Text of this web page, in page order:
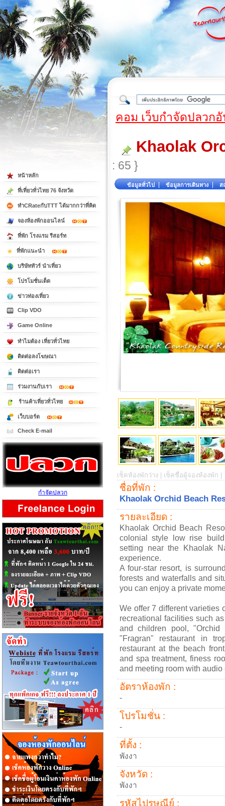
ต้
คอม เว็บกำจัดปลวก
Khaolak
: 65 }
ข้อมูลทั่วไป ข้อมูลการเดินทาง ส
เช็คห้องพักว่าง | เช็คชื่อผู้จองห้องพัก |
ชื่อที่พัก :
Khaolak Orchid Beach
รายละเอียด :
Khaolak Orchid Beach
colonial style low rise
setting near the Khaolak
experience.
A four-star resort, is
forests and waterfalls and
you can enjoy a private
We offer 7 different varieties
recreational facilities such
and children pool,
"Fragran" restaurant in
restaurant at the beach
and spa treatment, finess
and meeting room with audio
อัตราห้องพัก :
-
โปรโมชั่น :
-
ที่ตั้ง :
พังงา
จังหวัด :
พังงา
รหัสไปรษณีย์ :
หน้าหลัก
ที่เที่ยวทั่วไทย 76 จังหวัด
ทำCRateกับTTT ได้มากกว่าที่คิด
จองห้องพักออนไลน์
ที่พัก โรงแรม รีสอร์ท
ที่พักแนะนำ
บริษัททัวร์ นำเที่ยว
โปรโมชั่นเด็ด
ข่าวท่องเที่ยว
Clip VDO
Game Online
ทำไมต้อง เที่ยวทั่วไทย
ติดต่อลงโฆษณา
ติดต่อเรา
ร่วมงานกับเรา
ร้านค้าเที่ยวทั่วไทย
เว็บบอร์ด
Check E-mail
กำจัดปลวก